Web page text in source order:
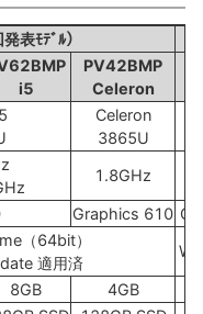
表ﾓﾃﾞﾙ）
i5
PV42BMP
Celeron
Celeron
3865U
1.8GHz
Graphics 610
（64bit）
適用済
8GB
4GB